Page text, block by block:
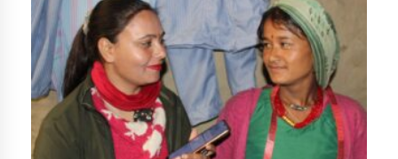
डिभिजन कार्यालय जुम्लाको सुचना सन्देश